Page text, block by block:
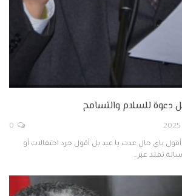
دعوة للسلام والتسامح
باي حال عدت يا عيد بل أقول جرد احتفالات أو
تمتد عبر…